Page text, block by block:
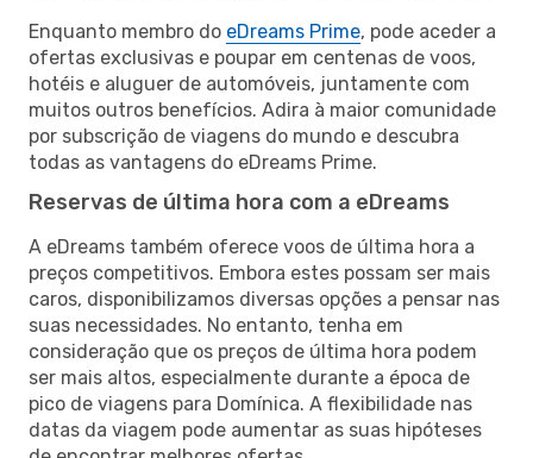
Enquanto membro do eDreams Prime, pode aceder a
ofertas exclusivas e poupar em centenas de voos,
hotéis e aluguer de automóveis, juntamente com
muitos outros benefícios. Adira à maior comunidade
por subscrição de viagens do mundo e descubra
todas as vantagens do eDreams Prime.
Reservas de última hora com a eDreams
A eDreams também oferece voos de última hora a
preços competitivos. Embora estes possam ser mais
caros, disponibilizamos diversas opções a pensar nas
suas necessidades. No entanto, tenha em
consideração que os preços de última hora podem
ser mais altos, especialmente durante a época de
pico de viagens para Domínica. A flexibilidade nas
datas da viagem pode aumentar as suas hipóteses